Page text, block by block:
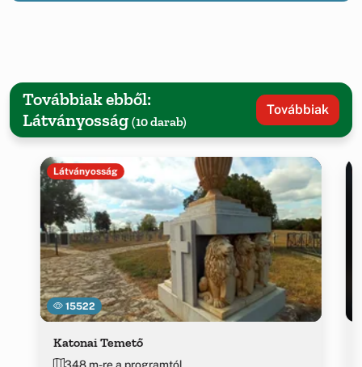
Továbbiak ebből:
Látványosság (10 darab)
Továbbiak
15522
Látványosság
Katonai Temető
348 m-re a programtól